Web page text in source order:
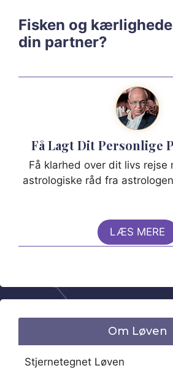
Fisken og
din partner?
Få Lagt Dit Personlige
Få klarhed over dit livs rejse
astrologiske råd fra
LÆS MERE
Om Løven
Stjernetegnet Løven